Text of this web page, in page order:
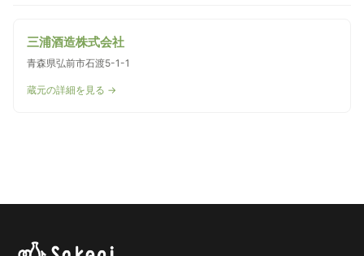
三浦酒造株式会社
青森県弘前市石渡5-1-1
蔵元の詳細を見る →